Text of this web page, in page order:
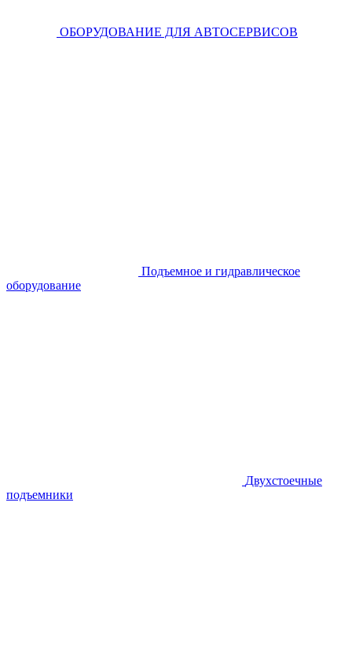
ОБОРУДОВАНИЕ ДЛЯ АВТОСЕРВИСОВ
Подъемное и гидравлическое
оборудование
Двухстоечные
подъемники